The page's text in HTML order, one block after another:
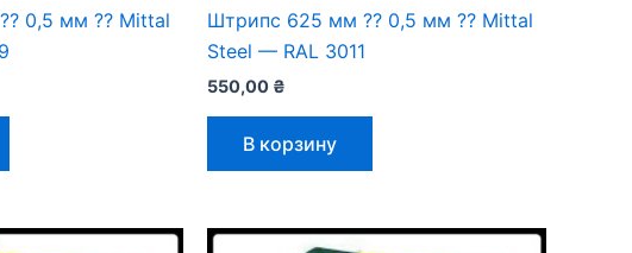
0,5 мм ⁇ Mittal
Штрипс 625 мм ⁇ 0,5 мм ⁇ Mittal
Steel — RAL 3011
550,00 ₴
В корзину